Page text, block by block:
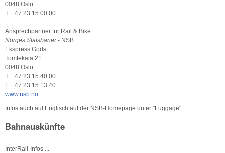
0048 Oslo
T. +47 23 15 00 00
Ansprechpartner für Rail & Bike:
Norges Statsbaner- NSB
Ekspress Gods
Tomtekaia 21
0048 Oslo
T. +47 23 15 40 00
F. +47 23 15 13 40
www.nsb.no
Infos auch auf Englisch auf der NSB-Homepage unter "Luggage".
Bahnauskünfte
InterRail-Infos ...